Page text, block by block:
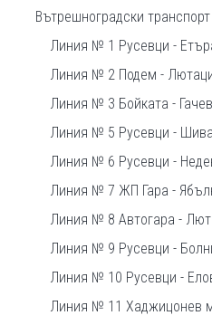
Вътрешноградски транспорт
Линия № 1 Русевци -
Линия № 2 Подем -
Линия № 3 Бойката -
Линия № 5 Русевци -
Линия № 6 Русевци -
Линия № 7 ЖП Гара -
Линия № 8 Автогара -
Линия № 9 Русевци -
Линия № 10 Русевци -
Линия № 11 Хаджицонев